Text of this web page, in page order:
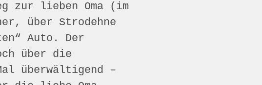
zur lieben Oma (im
über Strodehne
Auto. Der
über die
überwältigend –